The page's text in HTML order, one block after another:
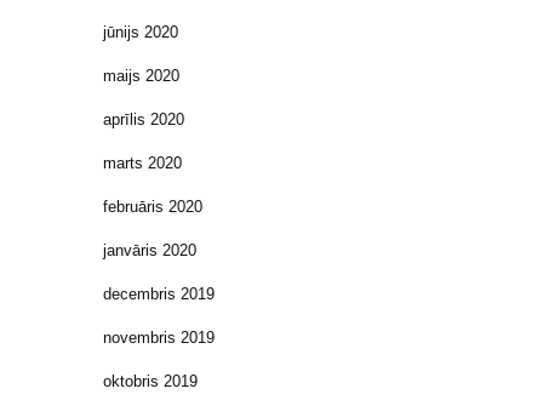
jūnijs 2020
maijs 2020
aprīlis 2020
marts 2020
februāris 2020
janvāris 2020
decembris 2019
novembris 2019
oktobris 2019